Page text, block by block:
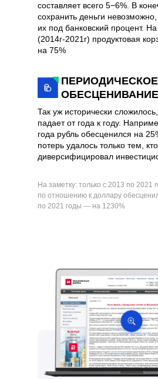
составляет всего 5−6%. В
сохранить деньги
их под банковский процент.
(2014г-2021г) продуктовая
на 75%
ПЕРИОДИЧЕСКОЕ
Так уж исторически
падает от года к году.
года рубль обесценился на
потерь удалось только тем,
диверсифицировал
На заметку: только с 2013 по 2021
по отношению к доллару
по 2021 годы — на 1230%